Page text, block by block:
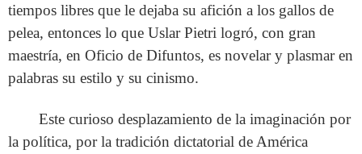
tiempos libres que le dejaba su afición a los gallos de
pelea, entonces lo que Uslar Pietri logró, con gran
maestría, en Oficio de Difuntos, es novelar y plasmar en
palabras su estilo y su cinismo.
Este curioso desplazamiento de la imaginación por
la política, por la tradición dictatorial de América